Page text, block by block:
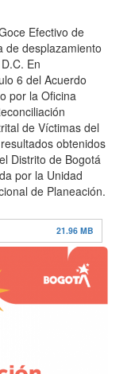
Efectivo de
de desplazamiento
En
6 del Acuerdo
por la Oficina
de Víctimas del
obtenidos
Distrito de Bogotá
por la Unidad
de Planeación.
21.96 MB